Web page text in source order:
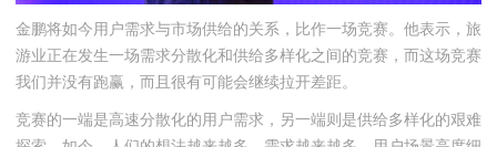
金鹏将如今用户需求与市场供给的关系，比作一场竞赛。他表示，旅
游业正在发生一场需求分散化和供给多样化之间的竞赛，而这场竞赛
我们并没有跑赢，而且很有可能会继续拉开差距。
竞赛的一端是高速分散化的用户需求，另一端则是供给多样化的艰难